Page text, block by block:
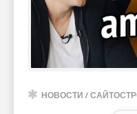
НОВОСТИ /